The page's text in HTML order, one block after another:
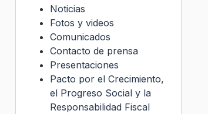
Noticias
Fotos y videos
Comunicados
Contacto de prensa
Presentaciones
Pacto por el Crecimiento,
el Progreso Social y la
Responsabilidad Fiscal